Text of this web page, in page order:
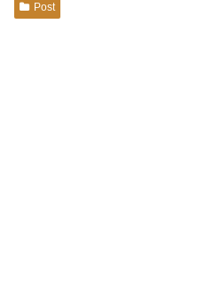
Post